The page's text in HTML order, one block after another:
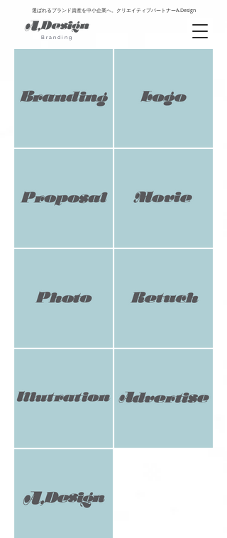
Branding
選ばれるブランド資産を中小企業へ。クリエイティブパートナーA.Design